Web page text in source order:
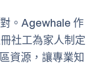
。Agewhale 作
社工為家人制定
資源，讓專業知